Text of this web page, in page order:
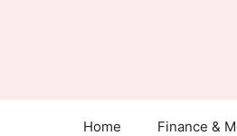
Home Finance &